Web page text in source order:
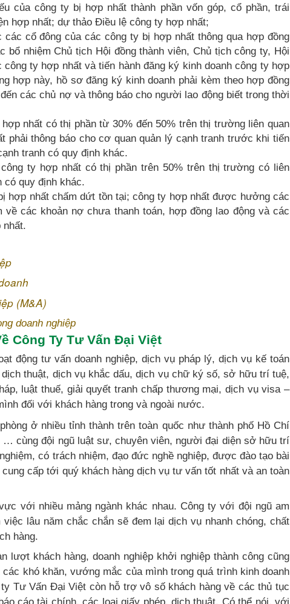
của công ty bị hợp nhất thành phần vốn góp, cổ phần, trái
hợp nhất; dự thảo Điều lệ công ty hợp nhất;
cổ đông của các công ty bị hợp nhất thông qua hợp đồng
nhiệm Chủ tịch Hội đồng thành viên, Chủ tịch công ty, Hội
ty hợp nhất và tiến hành đăng ký kinh doanh công ty hợp
hợp này, hồ sơ đăng ký kinh doanh phải kèm theo hợp đồng
các chủ nợ và thông báo cho người lao động biết trong thời
nhất có thị phần từ 30% đến 50% trên thị trường liên quan
phải thông báo cho cơ quan quản lý cạnh tranh trước khi tiến
tranh có quy định khác.
ty hợp nhất có thị phần trên 50% trên thị trường có liên
quy định khác.
hợp nhất chấm dứt tồn tại; công ty hợp nhất được hưởng các
các khoản nợ chưa thanh toán, hợp đồng lao động và các
nhất.
(M&A)
doanh nghiệp
Công Ty Tư Vấn Đại Việt
động tư vấn doanh nghiệp, dịch vụ pháp lý, dịch vụ kế toán
thuật, dịch vụ khắc dấu, dịch vụ chữ ký số, sở hữu trí tuệ,
luật thuế, giải quyết tranh chấp thương mại, dịch vụ visa –
đối với khách hàng trong và ngoài nước.
ở nhiều tỉnh thành trên toàn quốc như thành phố Hồ Chí
… cùng đội ngũ luật sư, chuyên viên, người đại diện sở hữu trí
có trách nhiệm, đạo đức nghề nghiệp, được đào tạo bài
cấp tới quý khách hàng dịch vụ tư vấn tốt nhất và an toàn
với nhiều mảng ngành khác nhau. Công ty với đội ngũ am
lâu năm chắc chắn sẽ đem lại dịch vụ nhanh chóng, chất
hàng.
lượt khách hàng, doanh nghiệp khởi nghiệp thành công cũng
khó khăn, vướng mắc của mình trong quá trình kinh doanh
Tư Vấn Đại Việt còn hỗ trợ vô số khách hàng về các thủ tục